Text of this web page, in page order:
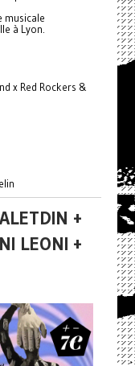
musicale
à Lyon.
x Red Rockers &
+
LEONI +